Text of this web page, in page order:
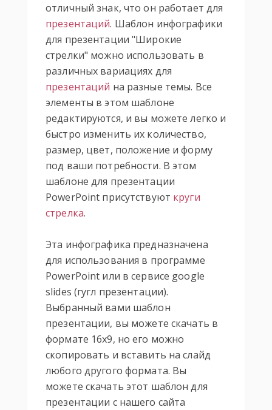
отличный знак, что он работает для
презентаций. Шаблон инфографики
для презентации "Широкие
стрелки" можно использовать в
различных вариациях для
презентаций на разные темы. Все
элементы в этом шаблоне
редактируются, и вы можете легко и
быстро изменить их количество,
размер, цвет, положение и форму
под ваши потребности. В этом
шаблоне для презентации
PowerPoint присутствуют круги
стрелка.
Эта инфографика предназначена
для использования в программе
PowerPoint или в сервисе google
slides (гугл презентации).
Выбранный вами шаблон
презентации, вы можете скачать в
формате 16х9, но его можно
скопировать и вставить на слайд
любого другого формата. Вы
можете скачать этот шаблон для
презентации с нашего сайта